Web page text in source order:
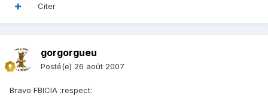
Citer
gorgorgueu
Posté(e) 26 août 2007
Bravo FBICIA :respect: